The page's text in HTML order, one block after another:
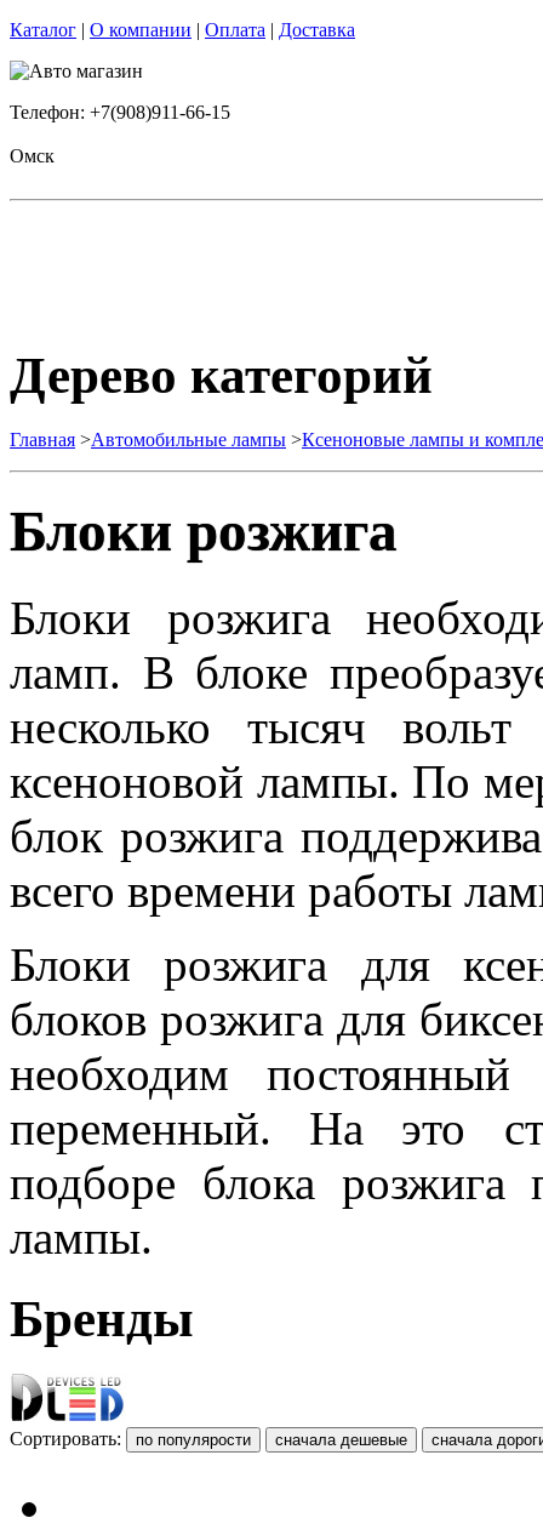
Каталог | О компании | Оплата | Доставка
Телефон: +7(908)911-66-15
Омск
Дерево категорий
Главная >Автомобильные лампы >Ксеноновые лампы и
Блоки розжига
Блоки розжига
ламп. В блоке
несколько тысяч
ксеноновой лампы. По
блок розжига
всего времени работы
Блоки розжига для
блоков розжига для
необходим
переменный. На это
подборе блока розжига
лампы.
Бренды
Сортировать: